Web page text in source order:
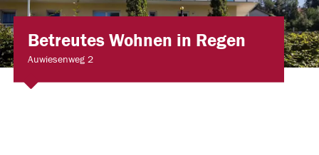
Betreutes Wohnen in Regen
Auwiesenweg 2